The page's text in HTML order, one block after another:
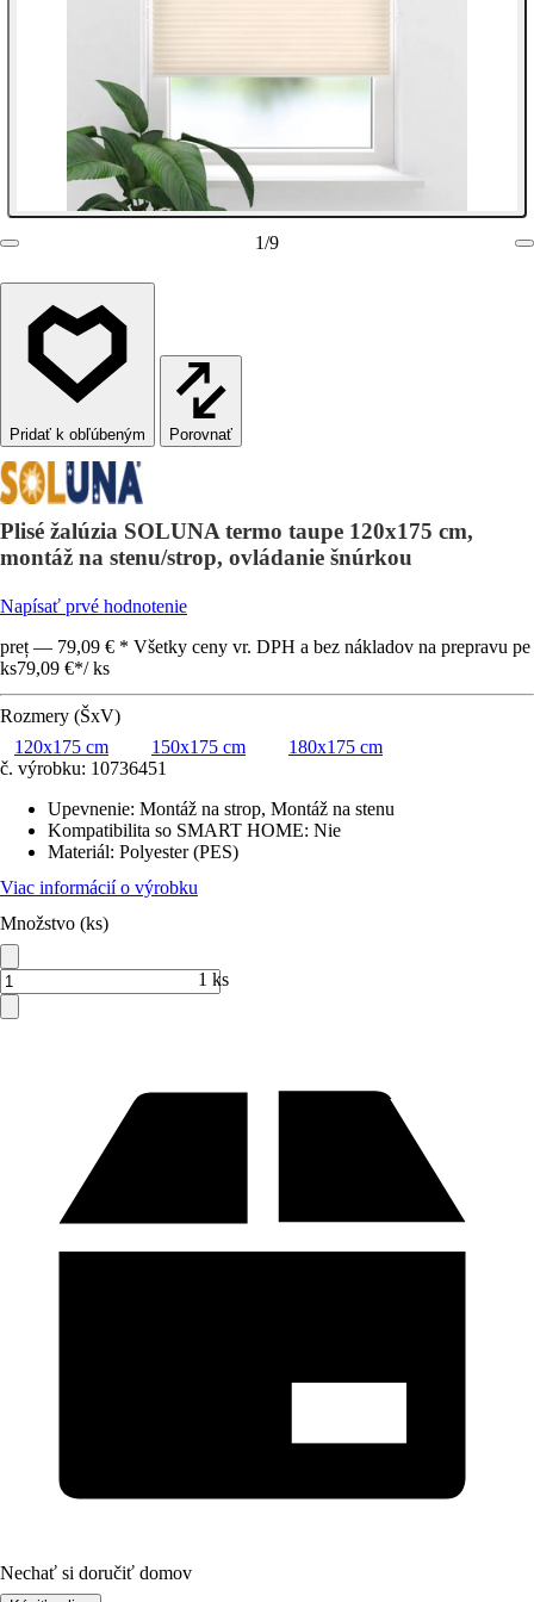
1/9
Porovnať
Plisé žalúzia SOLUNA termo taupe 120x175 cm,
montáž na stenu/strop, ovládanie šnúrkou
Napísať prvé hodnotenie
preț — 79,09 € * Všetky ceny vr. DPH a bez nákladov na prepravu pe
ks79,09 €*/ ks
Rozmery (ŠxV)
120x175 cm
150x175 cm
180x175 cm
č. výrobku: 10736451
Upevnenie: Montáž na strop, Montáž na stenu
Kompatibilita so SMART HOME: Nie
Materiál: Polyester (PES)
Viac informácií o výrobku
Množstvo (ks)
1 ks
Nechať si doručiť domov